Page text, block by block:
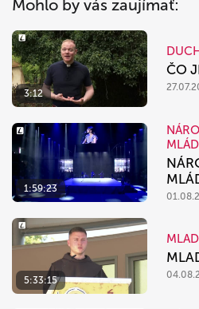
Mohlo by vás zaujímať:
3:12
ČO
1:59:23
5:33:15